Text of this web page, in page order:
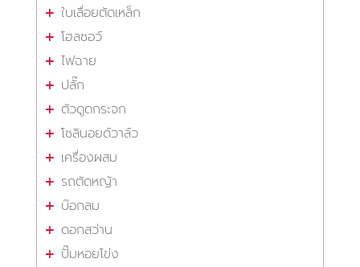
ใบเลื่อยตัดเหล็ก
โฮลซอว์
ไฟฉาย
ปลั๊ก
ตัวดูดกระจก
โซลินอยด์วาล์ว
เครื่องผสม
รถตัดหญ้า
บ๊อกลม
ดอกสว่าน
ปั๊มหอยโข่ง